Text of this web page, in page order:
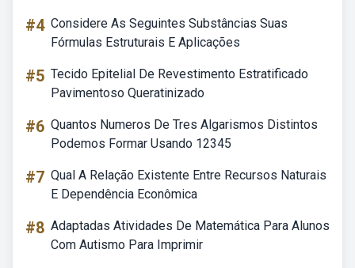
#4 Considere As Seguintes Substâncias Suas
Fórmulas Estruturais E Aplicações
#5 Tecido Epitelial De Revestimento Estratificado
Pavimentoso Queratinizado
#6 Quantos Numeros De Tres Algarismos Distintos
Podemos Formar Usando 12345
#7 Qual A Relação Existente Entre Recursos Naturais
E Dependência Econômica
#8 Adaptadas Atividades De Matemática Para Alunos
Com Autismo Para Imprimir